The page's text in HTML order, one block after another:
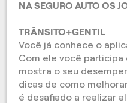
NA SEGURO AUTO OS
TRÂNSITO+GENTIL
Você já conhece o
Com ele você participa
mostra o seu
dicas de como
é desafiado a realizar